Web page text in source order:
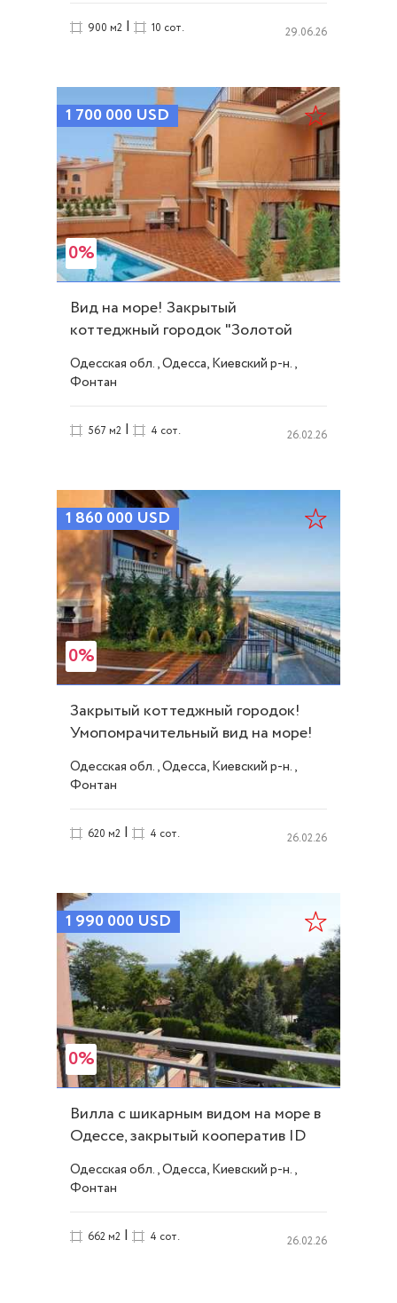
900 м2 | 10 сот. 29.06.26
1 700 000 USD
0%
Вид на море! Закрытый
коттеджный городок "Золотой
берег" ID 10249
Одесская обл., Одесса, Киевский р-н.,
Фонтан
567 м2 | 4 сот. 26.02.26
1 860 000 USD
0%
Закрытый коттеджный городок!
Умопомрачительный вид на море!
ID 10251
Одесская обл., Одесса, Киевский р-н.,
Фонтан
620 м2 | 4 сот. 26.02.26
1 990 000 USD
0%
Вилла с шикарным видом на море в
Одессе, закрытый кооператив ID
10252
Одесская обл., Одесса, Киевский р-н.,
Фонтан
662 м2 | 4 сот. 26.02.26